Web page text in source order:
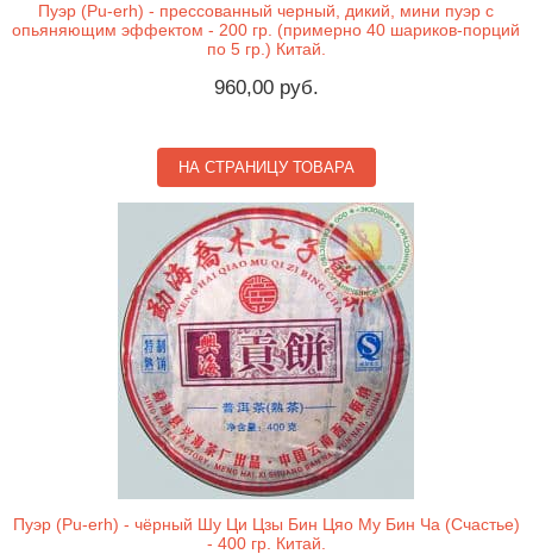
Пуэр (Pu-erh) - прессованный черный, дикий, мини пуэр с
опьяняющим эффектом - 200 гр. (примерно 40 шариков-порций
по 5 гр.) Китай.
960,00 руб.
НА СТРАНИЦУ ТОВАРА
Пуэр (Pu-erh) - чёрный Шу Ци Цзы Бин Цяо Му Бин Ча (Счастье)
- 400 гр. Китай.